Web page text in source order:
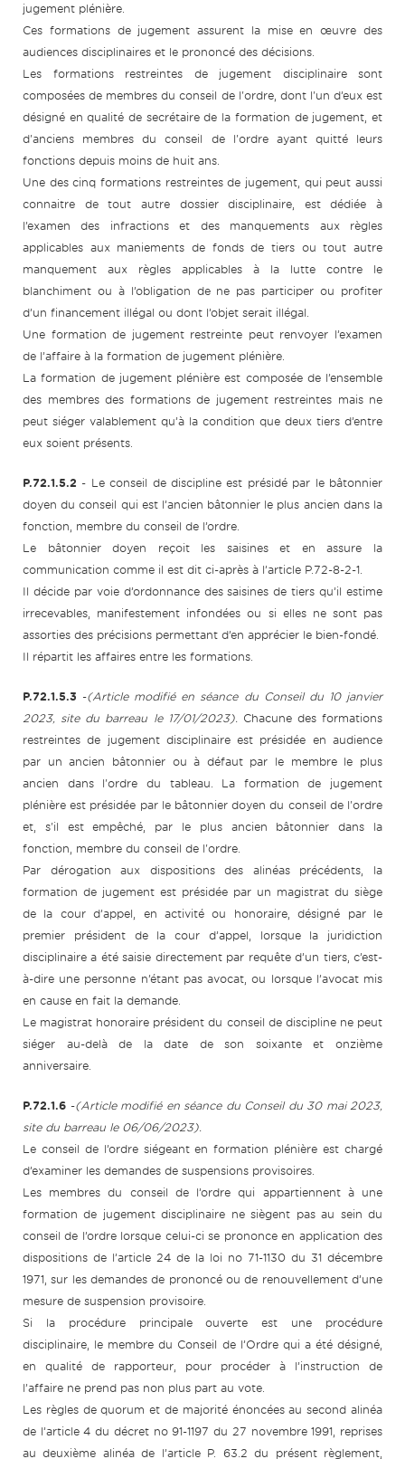
jugement plénière.
Ces formations de jugement assurent la mise en œuvre des
audiences disciplinaires et le prononcé des décisions.
Les formations restreintes de jugement disciplinaire sont
composées de membres du conseil de l'ordre, dont l'un d’eux est
désigné en qualité de secrétaire de la formation de jugement, et
d'anciens membres du conseil de l'ordre ayant quitté leurs
fonctions depuis moins de huit ans.
Une des cinq formations restreintes de jugement, qui peut aussi
connaitre de tout autre dossier disciplinaire, est dédiée à
l’examen des infractions et des manquements aux règles
applicables aux maniements de fonds de tiers ou tout autre
manquement aux règles applicables à la lutte contre le
blanchiment ou à l’obligation de ne pas participer ou profiter
d’un financement illégal ou dont l’objet serait illégal.
Une formation de jugement restreinte peut renvoyer l’examen
de l’affaire à la formation de jugement plénière.
La formation de jugement plénière est composée de l’ensemble
des membres des formations de jugement restreintes mais ne
peut siéger valablement qu’à la condition que deux tiers d’entre
eux soient présents.
P.72.1.5.2 - Le conseil de discipline est présidé par le bâtonnier
doyen du conseil qui est l’ancien bâtonnier le plus ancien dans la
fonction, membre du conseil de l’ordre.
Le bâtonnier doyen reçoit les saisines et en assure la
communication comme il est dit ci-après à l’article P.72-8-2-1.
Il décide par voie d’ordonnance des saisines de tiers qu’il estime
irrecevables, manifestement infondées ou si elles ne sont pas
assorties des précisions permettant d’en apprécier le bien-fondé.
Il répartit les affaires entre les formations.
P.72.1.5.3 -(Article modifié en séance du Conseil du 10 janvier
2023, site du barreau le 17/01/2023). Chacune des formations
restreintes de jugement disciplinaire est présidée en audience
par un ancien bâtonnier ou à défaut par le membre le plus
ancien dans l'ordre du tableau. La formation de jugement
plénière est présidée par le bâtonnier doyen du conseil de l'ordre
et, s'il est empêché, par le plus ancien bâtonnier dans la
fonction, membre du conseil de l'ordre.
Par dérogation aux dispositions des alinéas précédents, la
formation de jugement est présidée par un magistrat du siège
de la cour d’appel, en activité ou honoraire, désigné par le
premier président de la cour d’appel, lorsque la juridiction
disciplinaire a été saisie directement par requête d’un tiers, c’est-
à-dire une personne n’étant pas avocat, ou lorsque l’avocat mis
en cause en fait la demande.
Le magistrat honoraire président du conseil de discipline ne peut
siéger au-delà de la date de son soixante et onzième
anniversaire.
P.72.1.6 -(Article modifié en séance du Conseil du 30 mai 2023,
site du barreau le 06/06/2023).
Le conseil de l’ordre siégeant en formation plénière est chargé
d’examiner les demandes de suspensions provisoires.
Les membres du conseil de l’ordre qui appartiennent à une
formation de jugement disciplinaire ne siègent pas au sein du
conseil de l’ordre lorsque celui-ci se prononce en application des
dispositions de l’article 24 de la loi no 71-1130 du 31 décembre
1971, sur les demandes de prononcé ou de renouvellement d’une
mesure de suspension provisoire.
Si la procédure principale ouverte est une procédure
disciplinaire, le membre du Conseil de l’Ordre qui a été désigné,
en qualité de rapporteur, pour procéder à l’instruction de
l’affaire ne prend pas non plus part au vote.
Les règles de quorum et de majorité énoncées au second alinéa
de l’article 4 du décret no 91-1197 du 27 novembre 1991, reprises
au deuxième alinéa de l’article P. 63.2 du présent règlement,